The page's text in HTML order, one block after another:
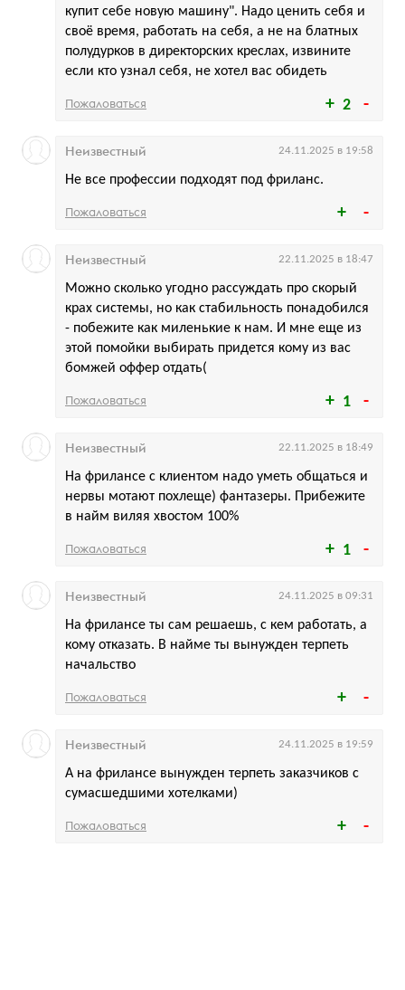
2
купит себе новую машину". Надо ценить себя и
своё время, работать на себя, а не на блатных
полудурков в директорских креслах, извините
если кто узнал себя, не хотел вас обидеть
Пожаловаться
Не все профессии подходят под фриланс.
Неизвестный 24.11.2025 в 19:58
Пожаловаться
1
Можно сколько угодно рассуждать про скорый
крах системы, но как стабильность понадобился
- побежите как миленькие к нам. И мне еще из
этой помойки выбирать придется кому из вас
бомжей оффер отдать(
Неизвестный 22.11.2025 в 18:47
Пожаловаться
1
На фрилансе с клиентом надо уметь общаться и
нервы мотают похлеще) фантазеры. Прибежите
в найм виляя хвостом 100%
Неизвестный 22.11.2025 в 18:49
Пожаловаться
На фрилансе ты сам решаешь, с кем работать, а
кому отказать. В найме ты вынужден терпеть
начальство
Неизвестный 24.11.2025 в 09:31
Пожаловаться
А на фрилансе вынужден терпеть заказчиков с
сумасшедшими хотелками)
Неизвестный 24.11.2025 в 19:59
Пожаловаться